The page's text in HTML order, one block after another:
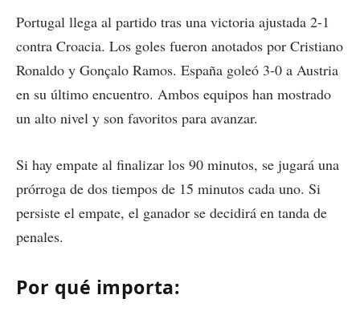
Portugal llega al partido tras una victoria ajustada 2-1
contra Croacia. Los goles fueron anotados por Cristiano
Ronaldo y Gonçalo Ramos. España goleó 3-0 a Austria
en su último encuentro. Ambos equipos han mostrado
un alto nivel y son favoritos para avanzar.
Si hay empate al finalizar los 90 minutos, se jugará una
prórroga de dos tiempos de 15 minutos cada uno. Si
persiste el empate, el ganador se decidirá en tanda de
penales.
Por qué importa: